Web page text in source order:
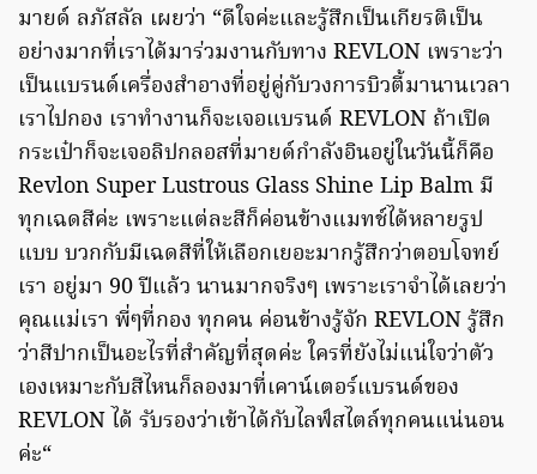
มายด์ ลภัสลัล เผยว่า “ดีใจค่ะและรู้สึกเป็นเกียรติเป็น
อย่างมากที่เราได้มาร่วมงานกับทาง REVLON เพราะว่า
เป็นแบรนด์เครื่องสำอางที่อยู่คู่กับวงการบิวตี้มานานเวลา
เราไปกอง เราทำงานก็จะเจอแบรนด์ REVLON ถ้าเปิด
กระเป๋าก็จะเจอลิปกลอสที่มายด์กำลังอินอยู่ในวันนี้ก็คือ
Revlon Super Lustrous Glass Shine Lip Balm มี
ทุกเฉดสีค่ะ เพราะแต่ละสีก็ค่อนข้างแมทช์ได้หลายรูป
แบบ บวกกับมีเฉดสีที่ให้เลือกเยอะมากรู้สึกว่าตอบโจทย์
เรา อยู่มา 90 ปีแล้ว นานมากจริงๆ เพราะเราจำได้เลยว่า
คุณแม่เรา พี่ๆที่กอง ทุกคน ค่อนข้างรู้จัก REVLON รู้สึก
ว่าสีปากเป็นอะไรที่สำคัญที่สุดค่ะ ใครที่ยังไม่แน่ใจว่าตัว
เองเหมาะกับสีไหนก็ลองมาที่เคาน์เตอร์แบรนด์ของ
REVLON ได้ รับรองว่าเข้าได้กับไลฟ์สไตล์ทุกคนแน่นอน
ค่ะ“